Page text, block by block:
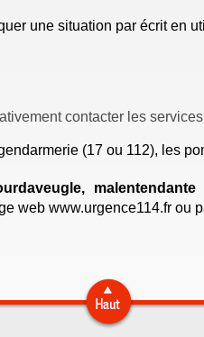
une situation par écrit en
contacter les
(17 ou 112), les
malentendante
web www.urgence114.fr ou